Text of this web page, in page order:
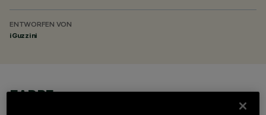
ENTWORFEN VON
iGuzzini
FARBE